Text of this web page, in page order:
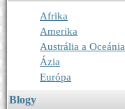
Afrika
Amerika
Austrália a Oceánia
Ázia
Európa
Blogy